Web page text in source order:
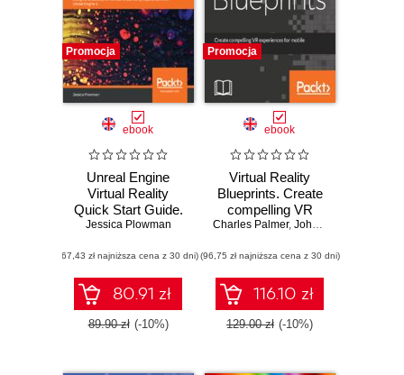
Promocja
ebook
Unreal Engine
Virtual Reality
Quick Start Guide.
Design and
immersive virtual
reality experiences
with Unreal Engine
4
Jessica Plowman
(67,43 zł najniższa cena z 30 dni)
80.91 zł
89.90 zł (-10%)
Promocja
ebook
Virtual Reality
Blueprints. Create
compelling VR
experiences for
desktop
Charles Palmer, John Williamson
(96,75 zł najniższa cena z 30 dni)
116.10 zł
129.00 zł (-10%)